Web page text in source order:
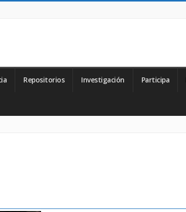
Repositorios Investigación Participa